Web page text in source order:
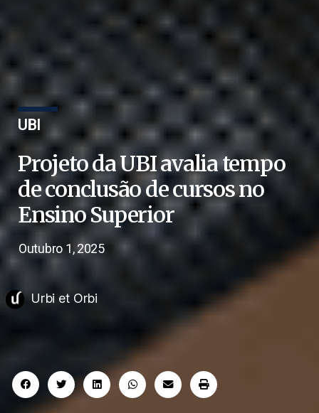
UBI
Projeto da UBI avalia tempo
de conclusão de cursos no
Ensino Superior
Outubro 1, 2025
Urbi et Orbi